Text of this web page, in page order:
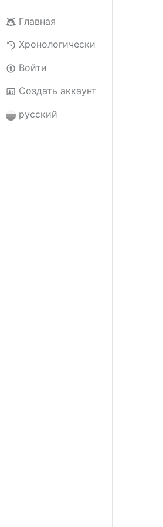
Главная
Хронологически
Войти
Создать аккаунт
русский